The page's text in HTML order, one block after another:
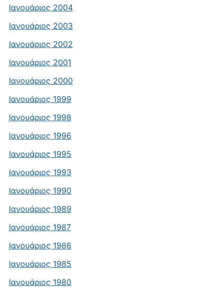
Ιανουάριος 2004
Ιανουάριος 2003
Ιανουάριος 2002
Ιανουάριος 2001
Ιανουάριος 2000
Ιανουάριος 1999
Ιανουάριος 1998
Ιανουάριος 1996
Ιανουάριος 1995
Ιανουάριος 1993
Ιανουάριος 1990
Ιανουάριος 1989
Ιανουάριος 1987
Ιανουάριος 1986
Ιανουάριος 1985
Ιανουάριος 1980